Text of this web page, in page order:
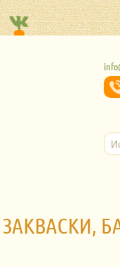
ЗАКВАСКИ,